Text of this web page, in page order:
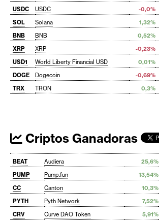
USDC
USDC -0,0%
SOL
Solana 1,32%
BNB
BNB 0,52%
XRP
XRP -0,23%
USD1
World Liberty Financial USD 0,01%
DOGE
Dogecoin -0,69%
TRX
TRON 0,3%
Criptos Ganadoras
BEAT Audiera 25,6%
PUMP
Pump.fun 13,54%
CC
Canton 10,3%
PYTH
Pyth Network 7,52%
CRV
Curve DAO Token 5,91%